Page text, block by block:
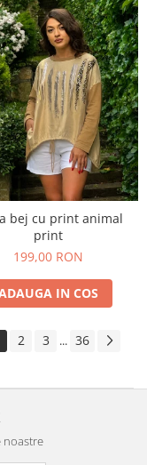
bej cu print animal
print
199,00 RON
IN COS
2 3 ... 36
noastre